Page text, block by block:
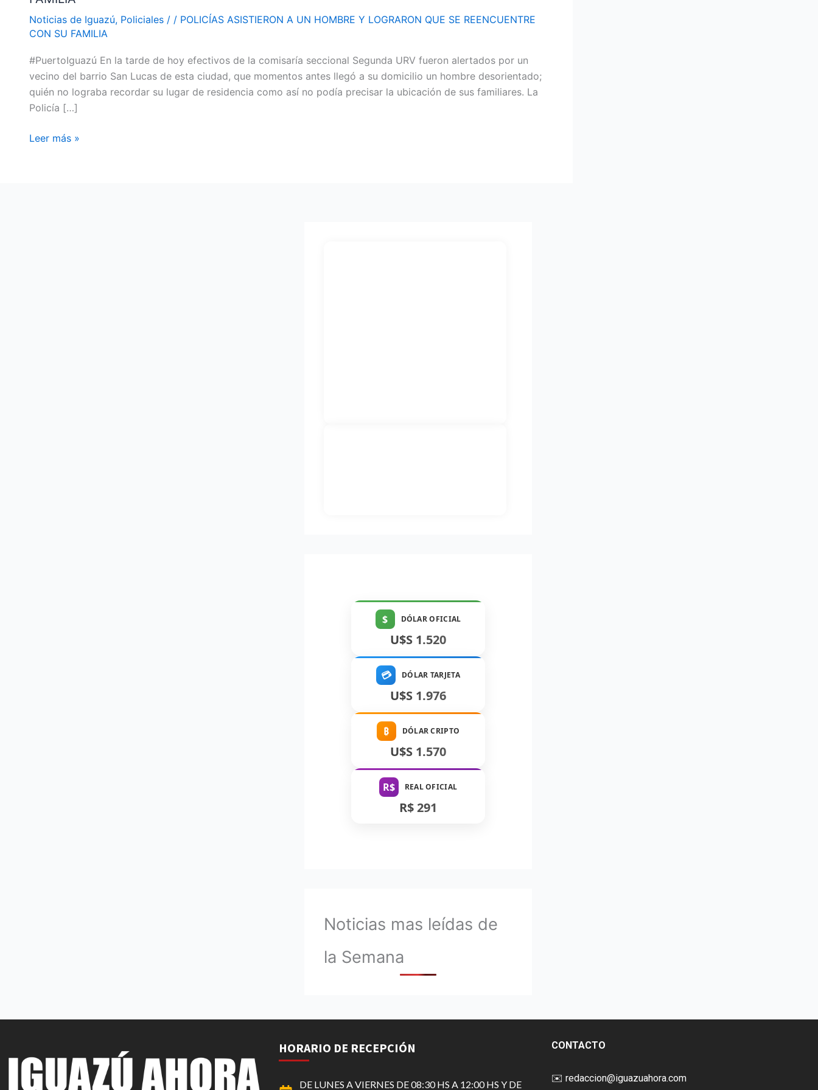
Noticias de Iguazú, Policiales / / POLICÍAS ASISTIERON A UN HOMBRE Y LOGRARON QUE SE REENCUENTRE
CON SU FAMILIA
#PuertoIguazú En la tarde de hoy efectivos de la comisaría seccional Segunda URV fueron alertados por un
vecino del barrio San Lucas de esta ciudad, que momentos antes llegó a su domicilio un hombre desorientado;
quién no lograba recordar su lugar de residencia como así no podía precisar la ubicación de sus familiares. La
Policía […]
HOMBRE
Y
QUE
SE
REENCUENTRE
CON
FAMILIA
Leer más »
$ DÓLAR OFICIAL
U$S 1.520
💳 DÓLAR TARJETA
U$S 1.976
₿ DÓLAR CRIPTO
U$S 1.570
R$ REAL OFICIAL
R$ 291
Noticias mas leídas de
la Semana
HORARIO DE RECEPCIÓN
DE LUNES A VIERNES DE 08:30 HS A 12:00 HS Y DE
CONTACTO
✉️ redaccion@iguazuahora.com